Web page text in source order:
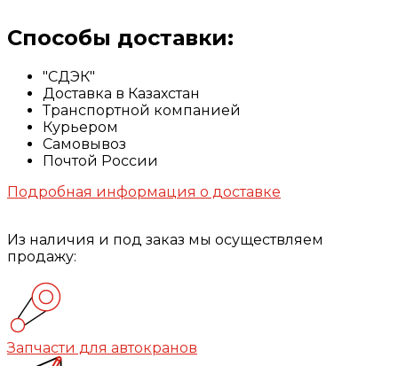
Способы доставки:
"СДЭК"
Доставка в Казахстан
Транспортной компанией
Курьером
Самовывоз
Почтой России
Подробная информация о доставке
Из наличия и под заказ мы осуществляем
продажу:
Запчасти для автокранов